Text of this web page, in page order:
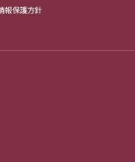
報保護方針